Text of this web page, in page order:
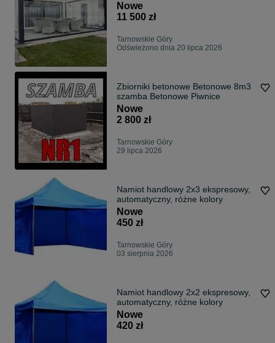
Nowe
11 500 zł
Tarnowskie Góry
Odświeżono dnia 20 lipca 2026
Zbiorniki betonowe Betonowe 8m3
szamba Betonowe Piwnice
Nowe
2 800 zł
Tarnowskie Góry
29 lipca 2026
Namiot handlowy 2x3 ekspresowy,
automatyczny, różne kolory
Nowe
450 zł
Tarnowskie Góry
03 sierpnia 2026
Namiot handlowy 2x2 ekspresowy,
automatyczny, różne kolory
Nowe
420 zł